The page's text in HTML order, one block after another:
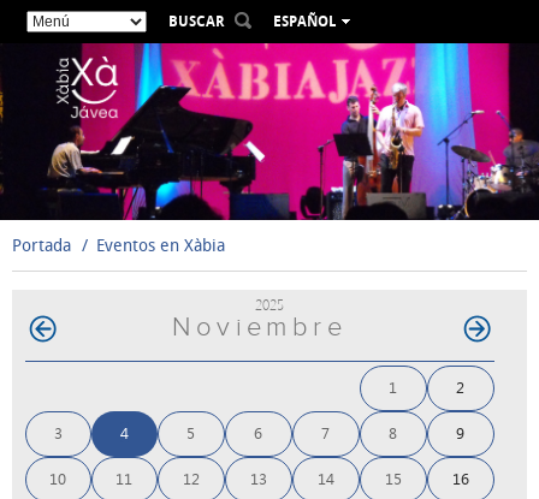
BUSCAR
ESPAÑOL
VALENCIÀ
ENGLISH
DEUTSCH
РУССКИЙ
Portada Eventos en Xàbia
2025
Noviembre
1 2
3 4 5 6 7 8 9
10 11 12 13 14 15 16